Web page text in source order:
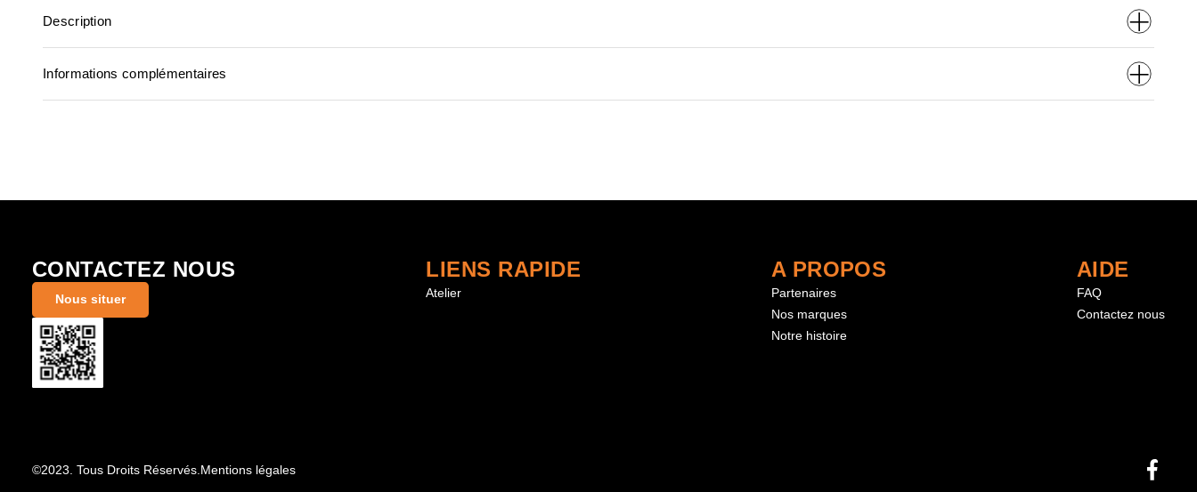
Description
Informations complémentaires
CONTACTEZ NOUS
Nous situer
LIENS RAPIDE
Atelier
A PROPOS
Partenaires
Nos marques
Notre histoire
AIDE
FAQ
Contactez nous
©2023. Tous Droits Réservés. Mentions légales